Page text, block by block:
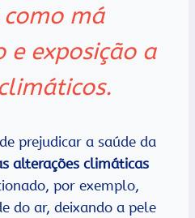
má
e exposição a
prejudicar a saúde da
alterações climáticas
por exemplo,
do ar, deixando a pele